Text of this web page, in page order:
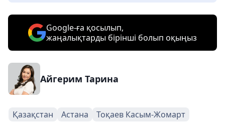
Google-ға қосылып,
жаңалықтарды бірінші болып оқыңыз
Айгерим Тарина
Қазақстан Астана Тоқаев Касым-Жомарт